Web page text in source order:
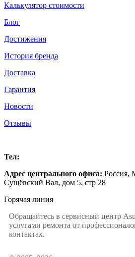
Калькулятор стоимости
Блог
Достижения
История бренда
Доставка
Гарантия
Новости
Отзывы
Тел:
Адрес центрального офиса: Россия,
Сущёвский Вал, дом 5, стр 28
Горячая линия
Обращайтесь в сервисный центр
услугами ремонта от
контактах.